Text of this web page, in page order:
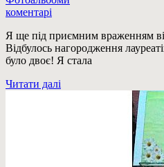
коментарі
Я ще під приємним враженням
Відбулось нагородження
було двоє! Я стала
Читати далі